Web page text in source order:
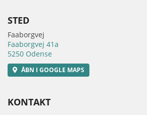
STED
Faaborgvej
Faaborgvej 41a
5250 Odense
ÅBN I GOOGLE MAPS
KONTAKT